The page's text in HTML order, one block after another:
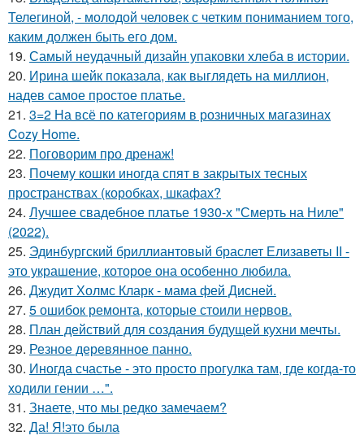
Телегиной, - молодой человек с четким пониманием того,
каким должен быть его дом.
19. Самый неудачный дизайн упаковки хлеба в истории.
20. Ирина шейк показала, как выглядеть на миллион,
надев самое простое платье.
21. 3=2 На всё по категориям в розничных магазинах
Cozy Home.
22. Поговорим про дренаж!
23. Почему кошки иногда спят в закрытых тесных
пространствах (коробках, шкафах?
24. Лучшее свадебное платье 1930-х "Смерть на Ниле"
(2022).
25. Эдинбургский бриллиантовый браслет Елизаветы II -
это украшение, которое она особенно любила.
26. Джудит Холмс Кларк - мама фей Дисней.
27. 5 ошибок ремонта, которые стоили нервов.
28. План действий для создания будущей кухни мечты.
29. Резное деревянное панно.
30. Иногда счастье - это просто прогулка там, где когда-то
ходили гении …".
31. Знаете, что мы редко замечаем?
32. Да! Я!это была